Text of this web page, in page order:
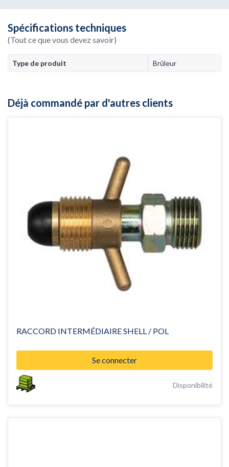
Spécifications techniques
(Tout ce que vous devez savoir)
Type de produit Brûleur
Déjà commandé par d'autres clients
RACCORD INTERMÉDIAIRE SHELL / POL
Se connecter
Disponibilité